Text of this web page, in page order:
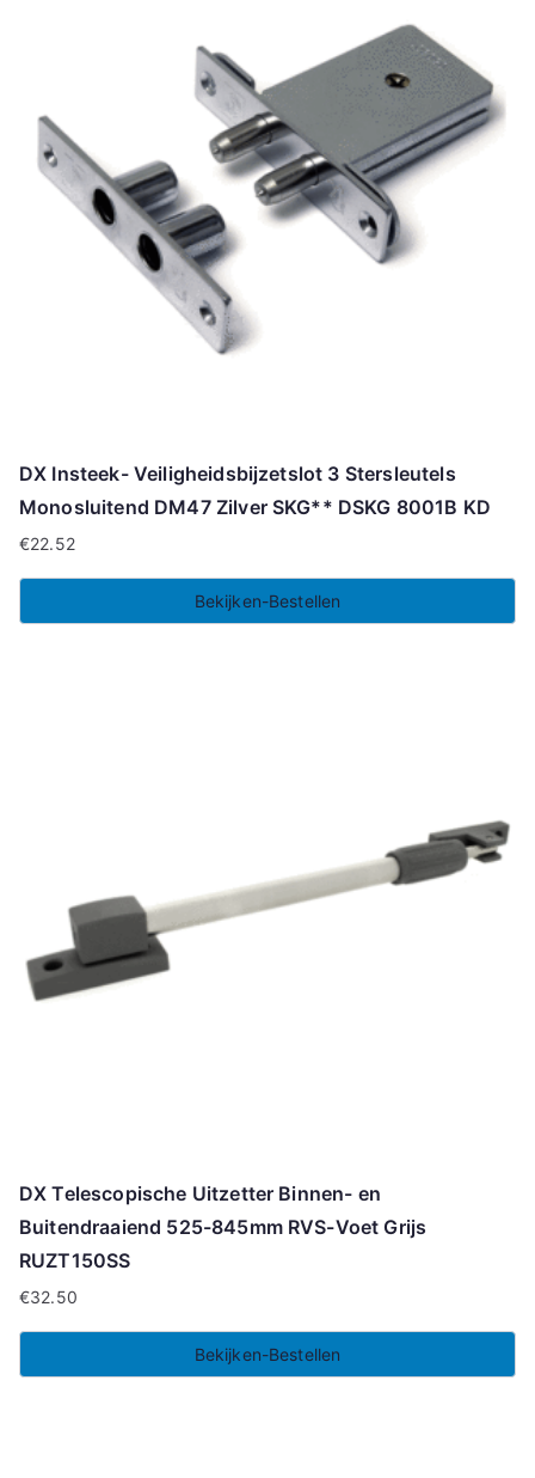
DX Insteek- Veiligheidsbijzetslot 3 Stersleutels
Monosluitend DM47 Zilver SKG** DSKG 8001B KD
€22.52
Bekijken-Bestellen
DX Telescopische Uitzetter Binnen- en
Buitendraaiend 525-845mm RVS-Voet Grijs
RUZT150SS
€32.50
Bekijken-Bestellen